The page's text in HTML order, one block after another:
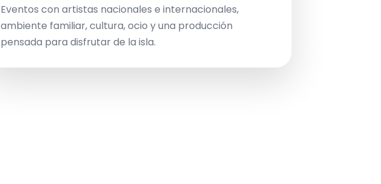
Eventos con artistas nacionales e internacionales,
ambiente familiar, cultura, ocio y una producción
pensada para disfrutar de la isla.